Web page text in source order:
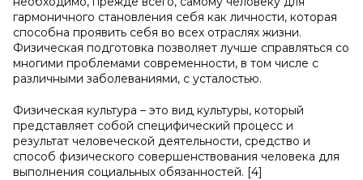
гармоничного становления себя как личности, которая
способна проявить себя во всех отраслях жизни.
Физическая подготовка позволяет лучше справляться со
многими проблемами современности, в том числе с
различными заболеваниями, с усталостью.
Физическая культура – это вид культуры, который
представляет собой специфический процесс и
результат человеческой деятельности, средство и
способ физического совершенствования человека для
выполнения социальных обязанностей. [4]